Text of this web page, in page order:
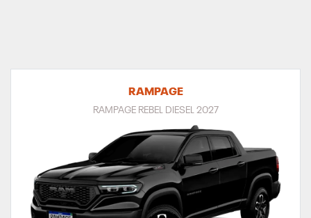
RAMPAGE
RAMPAGE REBEL DIESEL 2027